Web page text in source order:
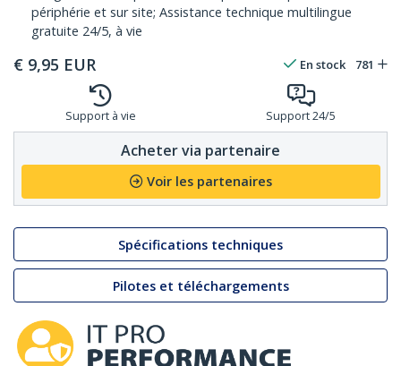
périphérie et sur site; Assistance technique multilingue
gratuite 24/5, à vie
€ 9,95 EUR En stock 781
Support à vie Support 24/5
Acheter via partenaire
Voir les partenaires
Spécifications techniques
Pilotes et téléchargements